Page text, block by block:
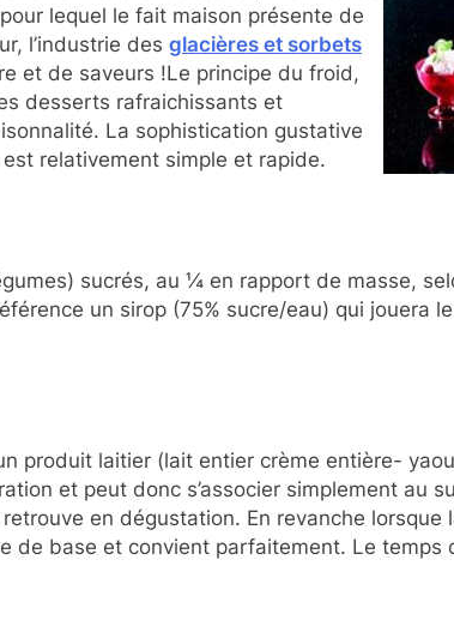
lequel le fait maison présente de
l’industrie des glacières et sorbets
et de saveurs !Le principe du froid,
desserts rafraichissants et
La sophistication gustative
relativement simple et rapide.
sucrés, au ¼ en rapport de masse,
un sirop (75% sucre/eau) qui jouera
produit laitier (lait entier crème entière-
et peut donc s’associer simplement au
en dégustation. En revanche
de base et convient parfaitement. Le temps